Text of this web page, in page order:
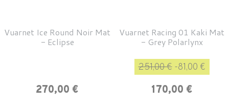
Vuarnet Ice Round Noir Mat
- Eclipse
Prix
270,00 €
Vuarnet Racing 01 Kaki Mat
- Grey Polarlynx
Prix de base
251,00 €-81,00 €
170,00 €